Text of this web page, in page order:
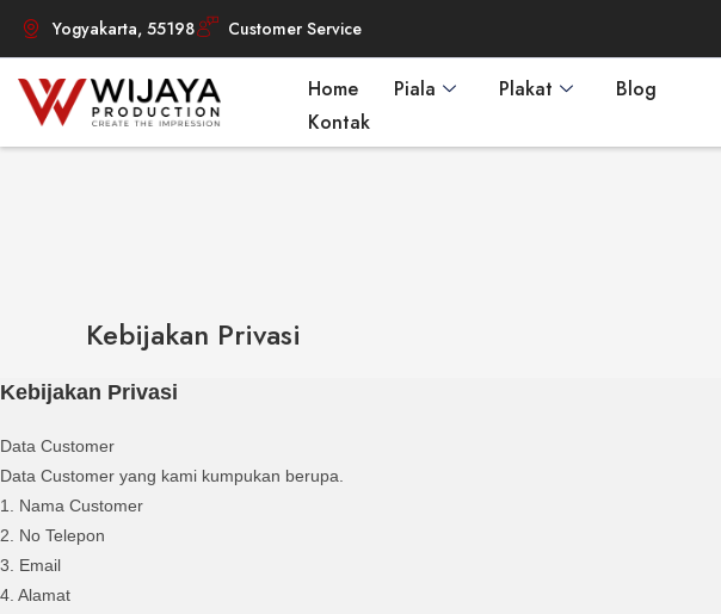
Yogyakarta, 55198 Customer Service
Home Piala Plakat
Blog
Kontak
Kebijakan Privasi
Kebijakan Privasi
Data Customer
Data Customer yang kami kumpukan berupa.
1. Nama Customer
2. No Telepon
3. Email
4. Alamat